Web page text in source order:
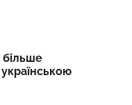
більше